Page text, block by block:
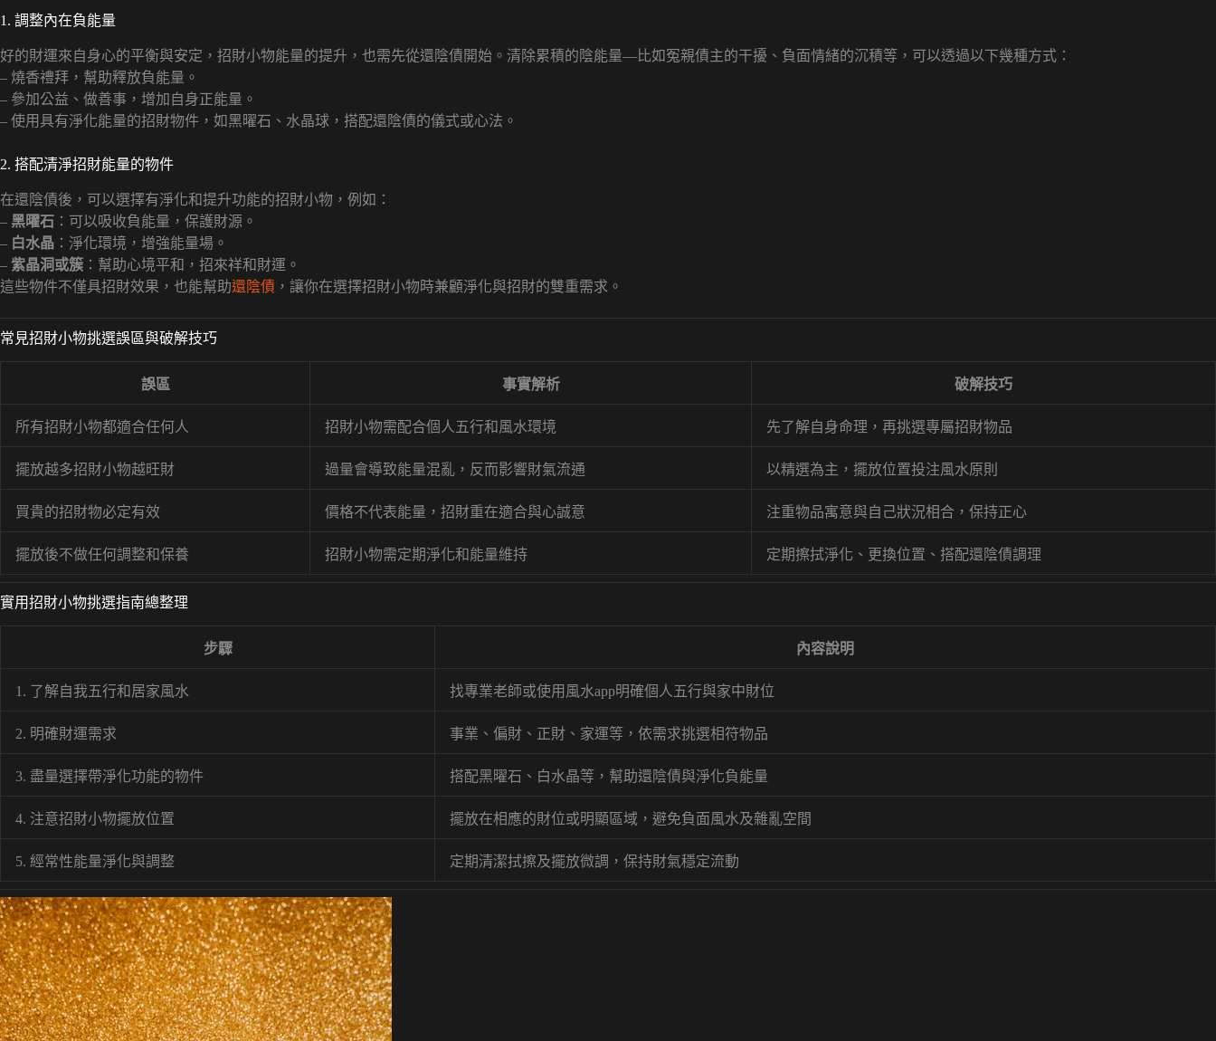
1. 調整內在負能量
好的財運來自身心的平衡與安定，招財小物能量的提升，也需先從還陰債開始。清除累積的陰能量—比如冤親債主的干擾、負面情緒的沉積等，可以透過以下幾種方式：
– 燒香禮拜，幫助釋放負能量。
– 參加公益、做善事，增加自身正能量。
– 使用具有淨化能量的招財物件，如黑曜石、水晶球，搭配還陰債的儀式或心法。
2. 搭配清淨招財能量的物件
在還陰債後，可以選擇有淨化和提升功能的招財小物，例如：
– 黑曜石 ：可以吸收負能量，保護財源。
– 白水晶 ：淨化環境，增強能量場。
– 紫晶洞或簇 ：幫助心境平和，招來祥和財運。
這些物件不僅具招財效果，也能幫助還陰債 ，讓你在選擇招財小物時兼顧淨化與招財的雙重需求。
常見招財小物挑選誤區與破解技巧
誤區 事實解析 破解技巧
所有招財小物都適合任何人 招財小物需配合個人五行和風水環境 先了解自身命理，再挑選專屬招財物品
擺放越多招財小物越旺財 過量會導致能量混亂，反而影響財氣流通 以精選為主，擺放位置投注風水原則
買貴的招財物必定有效 價格不代表能量，招財重在適合與心誠意 注重物品寓意與自己狀況相合，保持正心
擺放後不做任何調整和保養 招財小物需定期淨化和能量維持 定期擦拭淨化、更換位置、搭配還陰債調理
實用招財小物挑選指南總整理
步驟 內容說明
1. 了解自我五行和居家風水 找專業老師或使用風水app明確個人五行與家中財位
2. 明確財運需求 事業、偏財、正財、家運等，依需求挑選相符物品
3. 盡量選擇帶淨化功能的物件 搭配黑曜石、白水晶等，幫助還陰債與淨化負能量
4. 注意招財小物擺放位置 擺放在相應的財位或明顯區域，避免負面風水及雜亂空間
5. 經常性能量淨化與調整 定期清潔拭擦及擺放微調，保持財氣穩定流動